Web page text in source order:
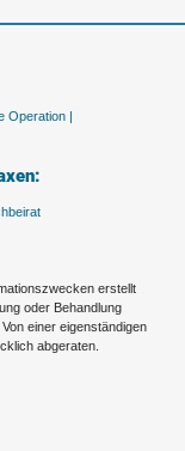
Operation |
erstellt
oder Behandlung
einer eigenständigen
abgeraten.